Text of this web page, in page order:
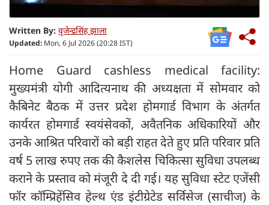
Written By: वृजेन्द्रसिंह झाला
Updated: Mon, 6 Jul 2026 (20:28 IST)
Home Guard cashless medical facility:
मुख्यमंत्री योगी आदित्यनाथ की अध्यक्षता में सोमवार को
कैबिनेट बैठक में उत्तर प्रदेश होमगार्ड विभाग के अंतर्गत
कार्यरत होमगार्ड स्वयंसेवकों, अवैतनिक अधिकारियों और
उनके आश्रित परिवारों को बड़ी राहत देते हुए प्रति परिवार प्रति
वर्ष 5 लाख रुपए तक की कैशलेस चिकित्सा सुविधा उपलब्ध
कराने के प्रस्ताव को मंजूरी दे दी गई। यह सुविधा स्टेट एजेंसी
फॉर कॉम्प्रिहेंसिव हेल्थ एंड इंटीग्रेटेड सर्विसेज (साचीज) के